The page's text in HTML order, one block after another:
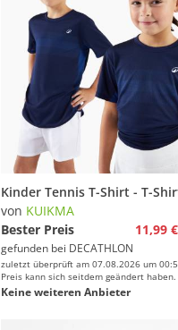
von KUIKMA
Bester Preis
11,99 €
gefunden bei DECATHLON
zuletzt überprüft am 07.08.2026 um
Preis kann sich seitdem geändert haben.
Keine weiteren Anbieter